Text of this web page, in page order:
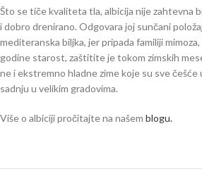
Što se tiče kvaliteta tla, albicija nije zahtevna
i dobro drenirano. Odgovara joj sunčani
mediteranska biljka, jer pripada familiji
godine starost, zaštitite je tokom zimskih
ne i ekstremno hladne zime koje su sve
sadnju u velikim gradovima.
Više o albiciji pročitajte na našem blogu.